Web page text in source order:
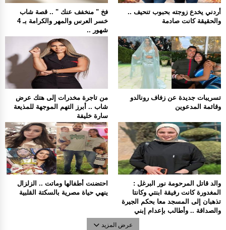
فخ " منخفف عنك " .. قصة شاب
خسر العرس والمهر والكرامة بـ 4
شهور ..
أردني يخدع زوجته بحبوب تنحيف ..
والحقيقة كانت صادمة
من تاجرة مخدرات إلى هتك عرض
شاب .. أبرز التهم الموجهة للمذيعة
سارة خليفة
تسريبات جديدة عن زفاف رونالدو
وقائمة المدعوين
احتضنت أطفالها وماتت .. الزلزال
ينهي حياة مصرية بالسكتة القلبية
والد قاتل المرحومة نور البرغل :
المغدورة كانت رفيقة ابنتي وكانتا
تذهبان إلى المسجد معا بحكم الجيرة
والصداقة .. وأطالب بإعدام إبني
عرض المزيد